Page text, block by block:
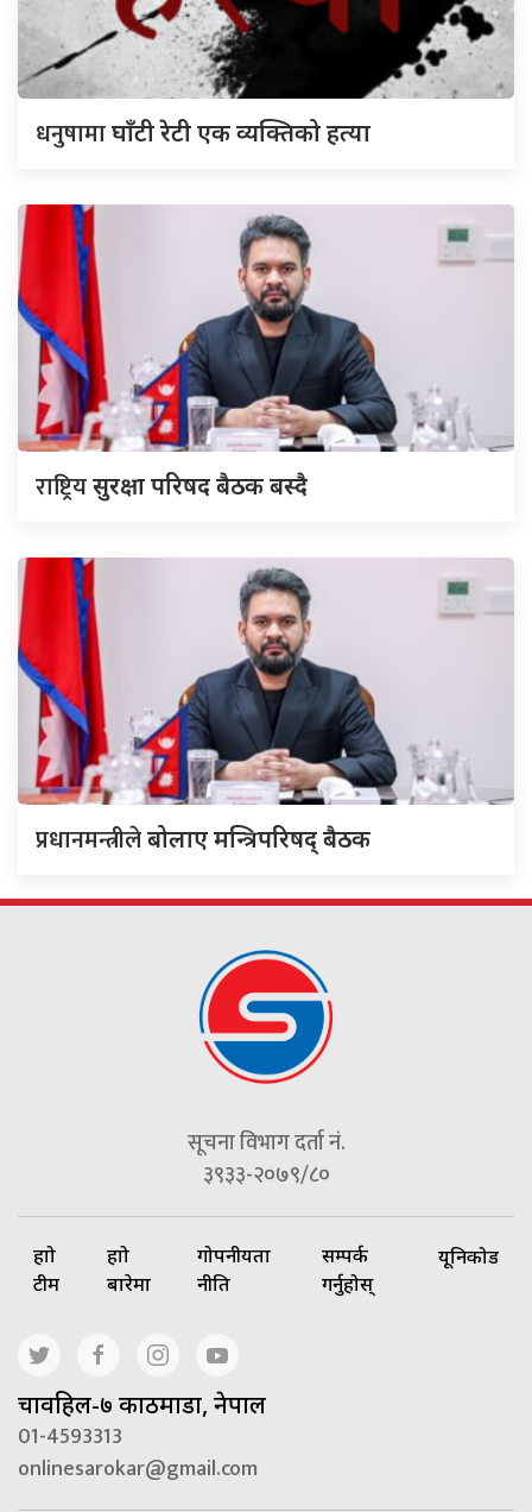
धनुषामाघाँटी रेटी एक व्यक्तिको हत्या
राष्ट्रियसुरक्षा परिषद बैठक बस्दै
प्रधानमन्त्रीलेबोलाए मन्त्रिपरिषद् बैठक
सूचना विभाग दर्ता नं.
३९३३-२०७९/८०
हाम्रो
टीम
हाम्रो
बारेमा
गोपनीयता
नीति
सम्पर्क
गर्नुहोस्
यूनिकोड
चावहिल-७ काठमाडौं, नेपाल
01-4593313
onlinesarokar@gmail.com